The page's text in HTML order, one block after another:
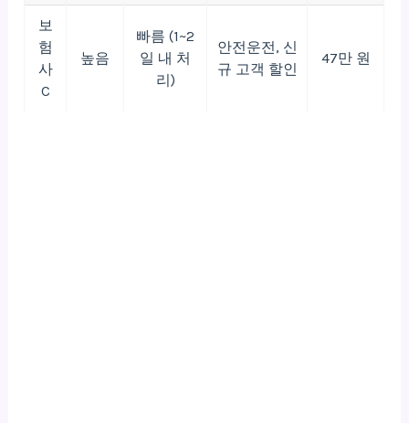
보
험
사
C
높음
빠름 (1~2
일 내 처
리)
안전운전, 신
규 고객 할인
47만 원